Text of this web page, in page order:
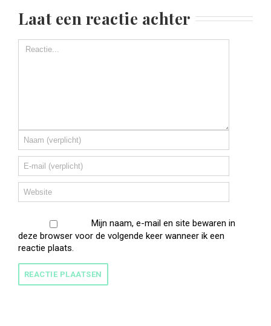
Laat een reactie achter
Mijn naam, e-mail en site bewaren in
deze browser voor de volgende keer wanneer ik een
reactie plaats.